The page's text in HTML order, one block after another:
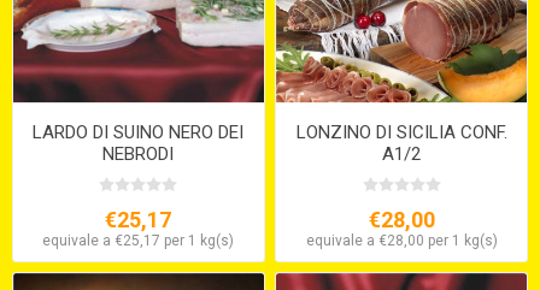
LARDO DI SUINO NERO DEI
NEBRODI
€25,17
equivale a €25,17 per 1 kg(s)
LONZINO DI SICILIA CONF.
A1/2
€28,00
equivale a €28,00 per 1 kg(s)